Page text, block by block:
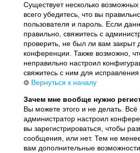
Существует несколько
всего убедитесь, что вы
пользователя и пароль. Если
правильно, свяжитесь с
проверить, не был ли вам закрыт
конференции. Также возможно,
неправильно настроил
свяжитесь с ним для исправления
Вернуться к началу
Зачем мне вообще нужно
Вы можете этого и не делать. Всё
администратор настроил
вы зарегистрироваться, чтобы
сообщения, или нет. Тем не
вам дополнительные